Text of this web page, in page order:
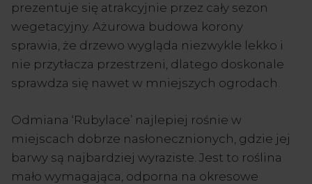
prezentuje się atrakcyjnie przez cały sezon
wegetacyjny. Ażurowa budowa korony
sprawia, że drzewo wygląda niezwykle lekko i
nie przytłacza przestrzeni, dlatego doskonale
sprawdza się nawet w mniejszych ogrodach.
Odmiana ‘Rubylace’ najlepiej rośnie w
miejscach dobrze nasłonecznionych, gdzie jej
barwy są najbardziej wyraziste. Jest to roślina
mało wymagająca, odporna na okresowe